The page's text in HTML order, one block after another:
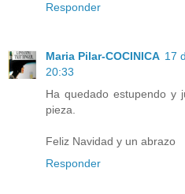
Responder
Maria Pilar-COCINICA 17
20:33
Ha quedado estupendo y
pieza.
Feliz Navidad y un abrazo
Responder